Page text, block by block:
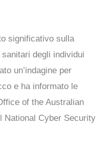
significativo sulla
degli individui
un’indagine per
e ha informato le
of the Australian
National Cyber Security